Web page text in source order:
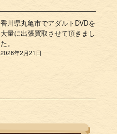
香川県丸亀市でアダルトDVDを
大量に出張買取させて頂きまし
た。
2026年2月21日